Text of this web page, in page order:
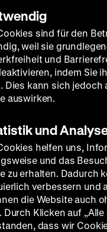
sind für den
weil sie
und
indem Sie
Dies kann sich jedoch
auswirken.
und
helfen uns,
und das
zu erhalten. Dadurch
verbessern und
die Website auch
Durch Klicken auf
dass wir